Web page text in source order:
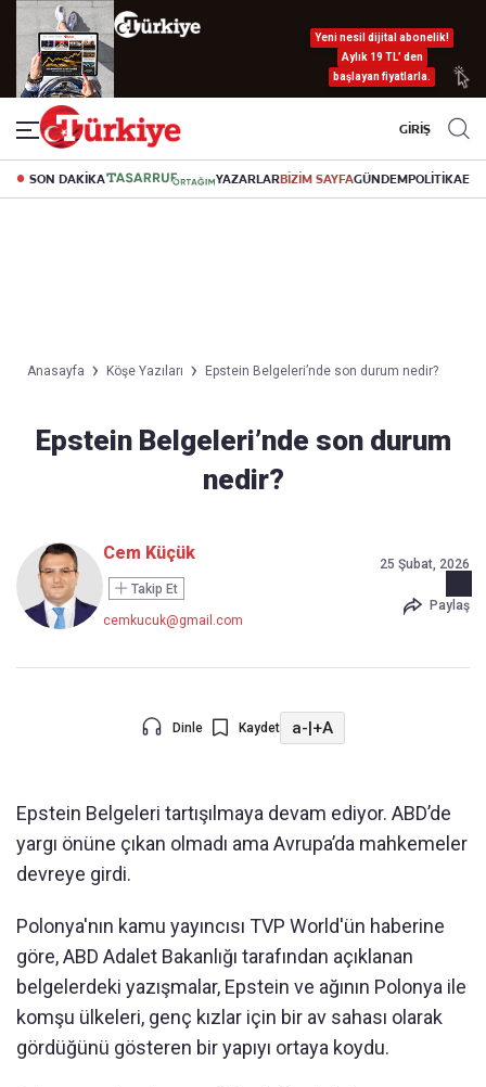
Yeni nesil dijital abonelik!
Aylık 19 TL’ den
başlayan fiyatlarla.
GİRİŞ
SON DAKİKA YAZARLARBİZİM SAYFAGÜNDEMPOLİTİKA
Anasayfa Köşe Yazıları Epstein Belgeleri’nde son durum nedir?
Epstein Belgeleri’nde son durum
nedir?
Cem Küçük
Takip Et
cemkucuk@gmail.com
25 Şubat, 2026
Paylaş
Dinle Kaydet a-|+A
Epstein Belgeleri tartışılmaya devam ediyor. ABD’de
yargı önüne çıkan olmadı ama Avrupa’da mahkemeler
devreye girdi.
Polonya'nın kamu yayıncısı TVP World'ün haberine
göre, ABD Adalet Bakanlığı tarafından açıklanan
belgelerdeki yazışmalar, Epstein ve ağının Polonya ile
komşu ülkeleri, genç kızlar için bir av sahası olarak
gördüğünü gösteren bir yapıyı ortaya koydu.